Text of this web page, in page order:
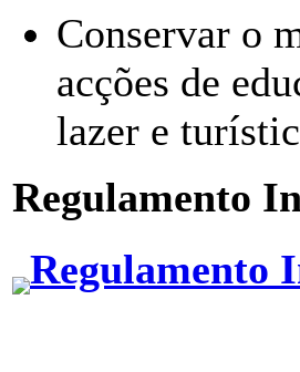
Conservar o
acções de
lazer e
Regulamento
Regulamento